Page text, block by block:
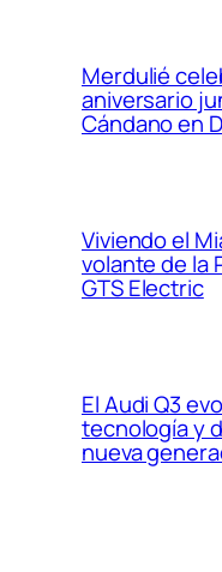
Merdulié
aniversario
Cándano en
Viviendo el
volante de la
GTS Electric
El Audi Q3
tecnología y
nueva